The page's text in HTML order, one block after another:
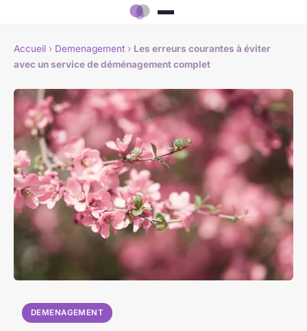
Accueil › Demenagement › Les erreurs courantes à éviter
avec un service de déménagement complet
DEMENAGEMENT